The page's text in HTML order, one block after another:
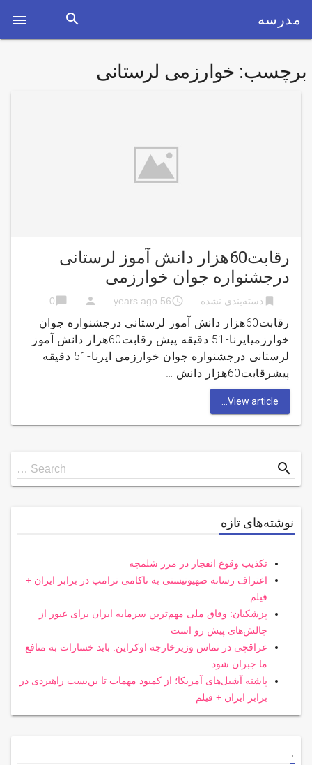
 مدرسه search
برچسب: خوارزمی لرستانی
رقابت60هزار دانش آموز لرستانی
درجشنواره جوان خوارزمی
bookmark دسته‌بندی نشده access_time
56 years ago
person
chat_bubble
0
رقابت60هزار دانش آموز لرستانی درجشنواره جوان
خوارزمیایرنا-51 دقیقه پیش رقابت60هزار دانش آموز
لرستانی درجشنواره جوان خوارزمی ایرنا-51 دقیقه
پیشرقابت60هزار دانش …
View article...
Search
for
Search … search
نوشته‌های تازه
تکذیب وقوع انفجار در مرز شلمچه
اعتراف رسانه صهیونیستی به ناکامی ترامپ در برابر ایران +
فیلم
پزشکیان: وفاق ملی مهم‌ترین سرمایه ایران برای عبور از
چالش‌های پیش رو است
عراقچی در تماس وزیرخارجه اوکراین: باید خسارات به منافع
ما جبران شود
پاشنه آشیل‌های آمریکا؛ از کمبود مهمات تا بن‌بست راهبردی در
برابر ایران + فیلم
.